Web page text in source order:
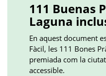
111 Buenas
Laguna
En aquest document
Fàcil, les 111 Bones
premiada com la
accessible.